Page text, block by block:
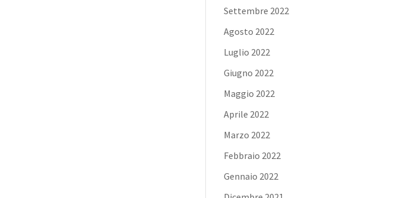
Settembre 2022
Agosto 2022
Luglio 2022
Giugno 2022
Maggio 2022
Aprile 2022
Marzo 2022
Febbraio 2022
Gennaio 2022